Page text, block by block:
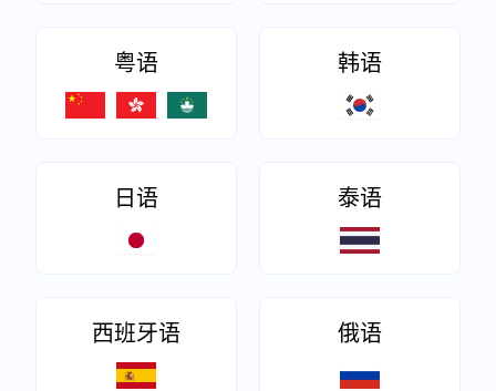
粤语 韩语
日语 泰语
西班牙语 俄语